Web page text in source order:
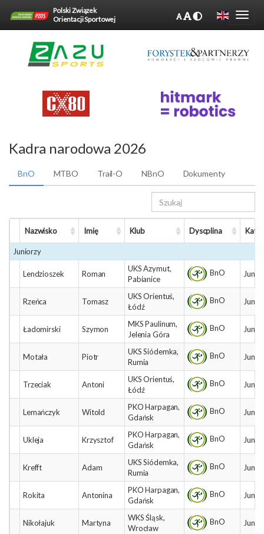
Polski Związek
Orientacji Sportowej
Kadra narodowa 2026
BnO MTBO Trail-O NBnO Dokumenty
Nazwisko Imię Klub Dyscplina
Juniorzy
Lendzioszek Roman
UKS Azymut,
Pabianice
BnO
Rzeńca Tomasz
UKS Orientuś,
Łódź
BnO
Ładomirski Szymon
MKS Paulinum,
Jelenia Góra
BnO
Motała Piotr
UKS Siódemka,
Rumia
BnO
Trzeciak Antoni
UKS Orientuś,
Łódź
BnO
Lemańczyk Witold
PKO Harpagan,
Gdańsk
BnO
Ukleja Krzysztof
PKO Harpagan,
Gdańsk
BnO
Krefft Adam
UKS Siódemka,
Rumia
BnO
Rokita Antonina
PKO Harpagan,
Gdańsk
BnO
Nikołajuk Martyna
WKS Śląsk,
Wrocław
BnO